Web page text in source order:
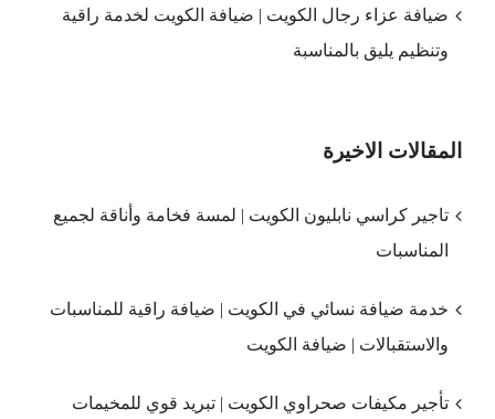
ضيافة عزاء رجال الكويت | ضيافة الكويت لخدمة راقية
وتنظيم يليق بالمناسبة
المقالات الاخيرة
تاجير كراسي نابليون الكويت | لمسة فخامة وأناقة لجميع
المناسبات
خدمة ضيافة نسائي في الكويت | ضيافة راقية للمناسبات
والاستقبالات | ضيافة الكويت
تأجير مكيفات صحراوي الكويت | تبريد قوي للمخيمات